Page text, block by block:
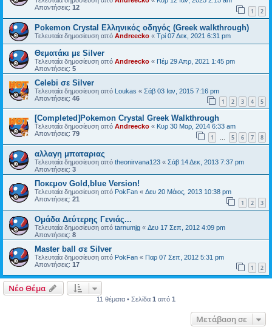
Απαντήσεις: 12 1 2
Pokemon Crystal Ελληνικός οδηγός (Greek walkthrough)
Τελευταία δημοσίευση από Andreecko « Τρί 07 Δεκ, 2021 6:31 pm
Θεματάκι με Silver
Τελευταία δημοσίευση από Andreecko « Πέμ 29 Απρ, 2021 1:45 pm
Απαντήσεις: 5
Celebi σε Silver
Τελευταία δημοσίευση από Loukas « Σάβ 03 Ιαν, 2015 7:16 pm
Απαντήσεις: 46 1 2 3 4 5
[Completed]Pokemon Crystal Greek Walkthrough
Τελευταία δημοσίευση από Andreecko « Κυρ 30 Μαρ, 2014 6:33 am
Απαντήσεις: 79 1 … 5 6 7 8
αλλαγη μπαταριας
Τελευταία δημοσίευση από theonirvana123 « Σάβ 14 Δεκ, 2013 7:37 pm
Απαντήσεις: 3
Ποκεμον Gold,blue Version!
Τελευταία δημοσίευση από PokFan « Δευ 20 Μάιος, 2013 10:38 pm
Απαντήσεις: 21 1 2 3
Ομάδα Δεύτερης Γενιάς...
Τελευταία δημοσίευση από tarnumjg « Δευ 17 Σεπ, 2012 4:09 pm
Απαντήσεις: 8
Master ball σε Silver
Τελευταία δημοσίευση από PokFan « Παρ 07 Σεπ, 2012 5:31 pm
Απαντήσεις: 17 1 2
Νέο Θέμα
11 θέματα • Σελίδα 1 από 1
Μετάβαση σε